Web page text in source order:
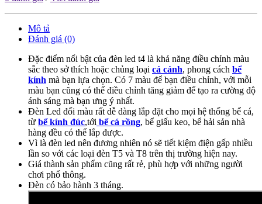
Mô tả
Đánh giá (0)
Đặc điểm nổi bật của đèn led t4 là khả năng điều chỉnh màu
sắc theo sở thích hoặc chủng loại cá cảnh, phong cách bể
kính mà bạn lựa chọn. Có 7 màu để bạn điều chỉnh, với mỗi
màu bạn cũng có thể điều chỉnh tăng giảm để tạo ra cường độ
ánh sáng mà bạn ưng ý nhất.
Đèn Led đổi màu rất dễ dàng lắp đặt cho mọi hệ thống bể cá,
từ bể kính đúc,tới bể cá rồng, bể giấu keo, bể hải sản nhà
hàng đều có thể lắp được.
Vì là đèn led nên đương nhiên nó sẽ tiết kiệm điện gấp nhiều
lần so với các loại đèn T5 và T8 trên thị trường hiện nay.
Giá thành sản phẩm cũng rất rẻ, phù hợp với những người
chơi phổ thông.
Đèn có bảo hành 3 tháng.